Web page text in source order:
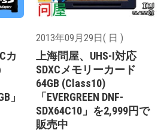
カ
」
2013年09月29日( 日 )
上海問屋、UHS-I対応
SDXCメモリーカード
64GB (Class10)
「EVERGREEN DNF-
SDX64C10」を2,999円で
販売中